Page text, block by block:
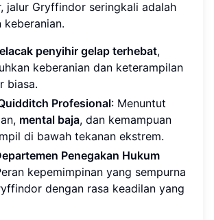
jalur Gryffindor seringkali adalah
penyihir gelap terhebat,
keberanian dan keterampilan
biasa.
Profesional: Menuntut
mental baja, dan kemampuan
di bawah tekanan ekstrem.
Penegakan Hukum
kepemimpinan yang sempurna
dengan rasa keadilan yang